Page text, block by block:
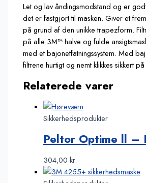
Let og lav åndingsmodstand og er
det er fastgjort til masken. Giver et
på grund af den unikke trapezform.
på alle 3M™ halve og fulde
med et bajonetfatningssystem. Med
filtrene hurtigt og nemt klikkes sikkert
Relaterede varer
Sikkerhedsprodukter
Peltor Optime ll –
304,00kr.